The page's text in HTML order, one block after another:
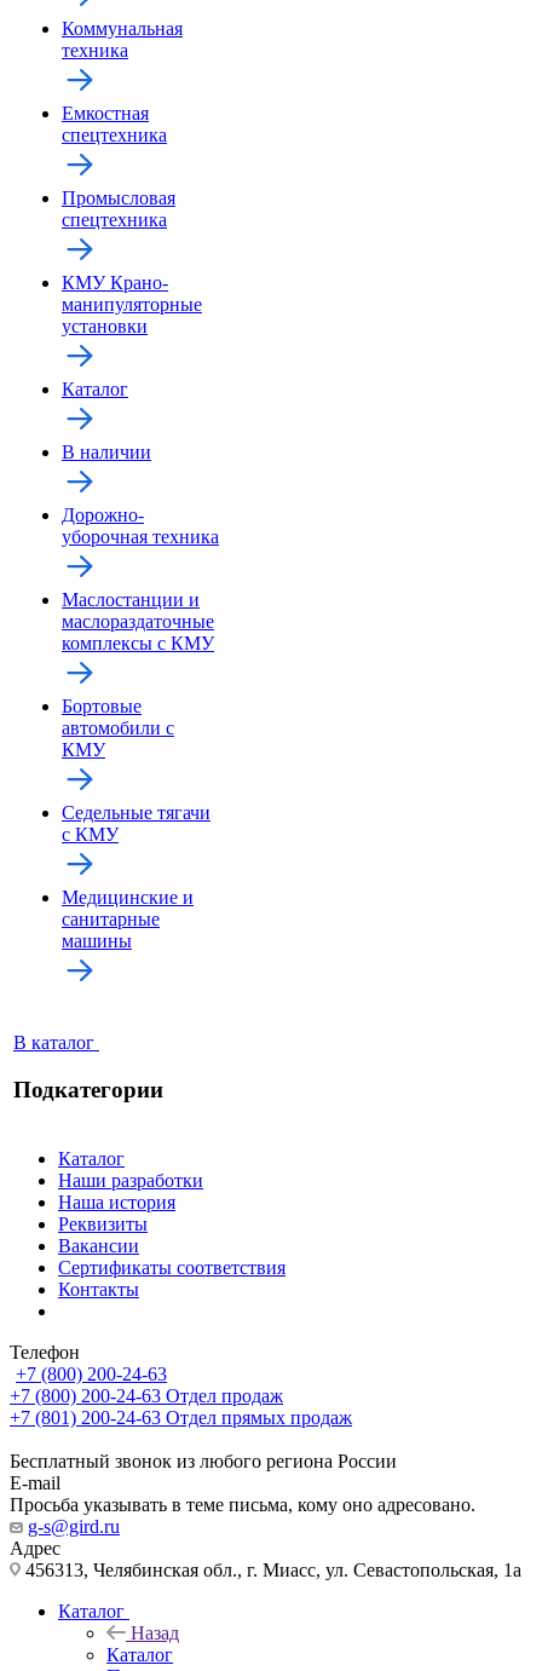
Коммунальная
техника
Емкостная
спецтехника
Промысловая
спецтехника
КМУ Крано-
манипуляторные
установки
Каталог
В наличии
Дорожно-
уборочная техника
Маслостанции и
маслораздаточные
комплексы с КМУ
Бортовые
автомобили с
КМУ
Седельные тягачи
с КМУ
Медицинские и
санитарные
машины
В каталог
Подкатегории
Каталог
Наши разработки
Наша история
Реквизиты
Вакансии
Сертификаты соответствия
Контакты
Телефон
+7 (800) 200-24-63
+7 (800) 200-24-63 Отдел продаж
+7 (801) 200-24-63 Отдел прямых продаж
Бесплатный звонок из любого региона России
E-mail
Просьба указывать в теме письма, кому оно адресовано.
g-s@gird.ru
Адрес
456313, Челябинская обл., г. Миасс, ул. Севастопольская, 1а
Каталог
Назад
Каталог